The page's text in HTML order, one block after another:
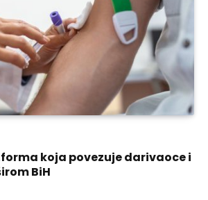
koja povezuje darivaoce i
BiH